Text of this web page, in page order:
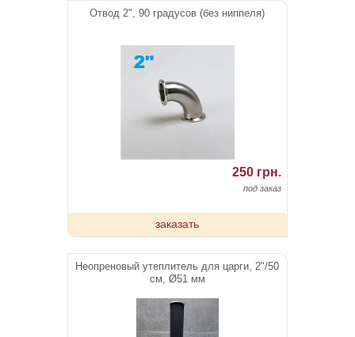
Отвод 2", 90 градусов (без ниппеля)
250 грн.
под заказ
заказать
Неопреновый утеплитель для царги, 2"/50
см, Ø51 мм